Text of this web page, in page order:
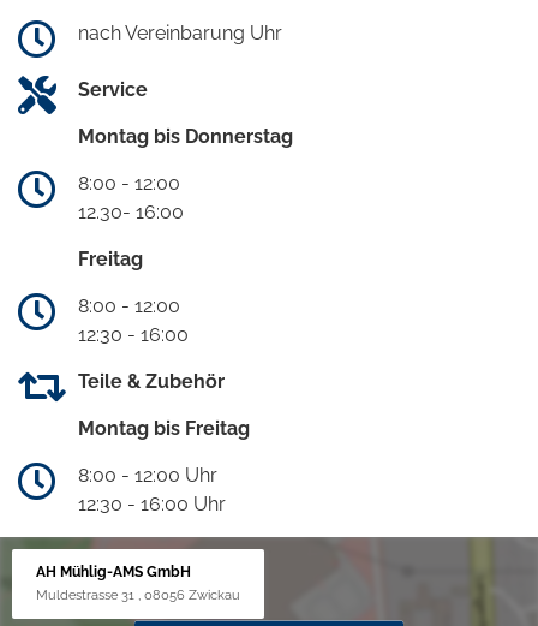
nach Vereinbarung Uhr
Service
Montag bis Donnerstag
8:00 - 12:00
12.30- 16:00
Freitag
8:00 - 12:00
12:30 - 16:00
Teile & Zubehör
Montag bis Freitag
8:00 - 12:00 Uhr
12:30 - 16:00 Uhr
AH Mühlig-AMS GmbH
Muldestrasse 31 , 08056 Zwickau